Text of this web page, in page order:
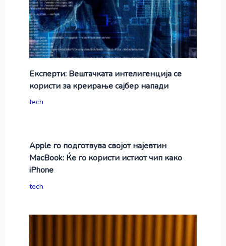
Експерти: Вештачката интелигенција се
користи за креирање сајбер напади
tech
Apple го подготвува својот најевтин
MacBook: Ќе го користи истиот чип како
iPhone
tech